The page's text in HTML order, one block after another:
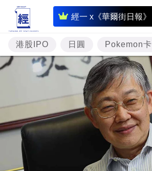
經一 x《華爾街日報》
即
時
財
經
專
投
資
港股IPO 日圓 Pokemon卡